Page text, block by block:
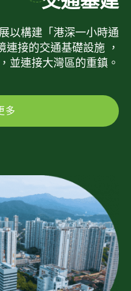
以構建「港深一小時通
接的交通基礎設施 ，
並連接大灣區的重鎮。
多